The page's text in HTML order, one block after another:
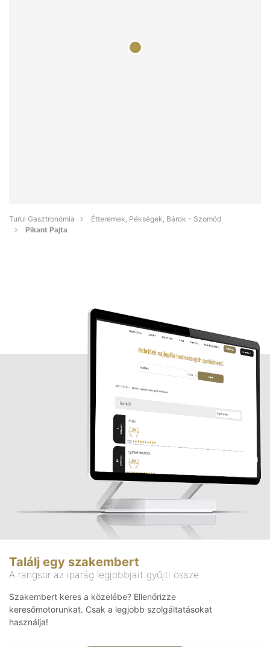
Turul Gasztronómia
Étteremek, Pékségek, Bárok - Szomód
Pikant Pajta
Találj egy szakembert
A rangsor az iparág legjobbjait gyűjti össze
Szakembert keres a közelébe? Ellenőrizze
keresőmotorunkat. Csak a legjobb szolgáltatásokat
használja!